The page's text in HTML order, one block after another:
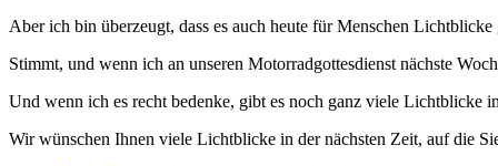
Aber ich bin überzeugt, dass es auch heute für Menschen
Stimmt, und wenn ich an unseren Motorradgottesdienst nächste
Und wenn ich es recht bedenke, gibt es noch ganz viele Lichtblicke
Wir wünschen Ihnen viele Lichtblicke in der nächsten Zeit, auf die